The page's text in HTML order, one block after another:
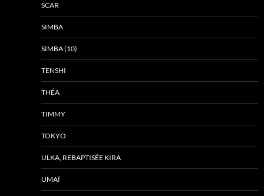
SCAR
SIMBA
SIMBA (10)
TENSHI
THÉA
TIMMY
TOKYO
ULKA, REBAPTISÉE KIRA
UMAÏ